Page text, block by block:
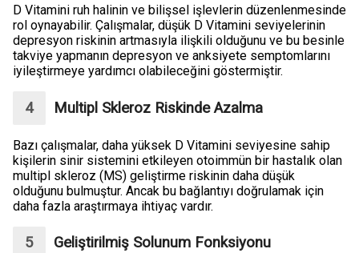
D Vitamini ruh halinin ve bilişsel işlevlerin düzenlenmesinde
rol oynayabilir. Çalışmalar, düşük D Vitamini seviyelerinin
depresyon riskinin artmasıyla ilişkili olduğunu ve bu besinle
takviye yapmanın depresyon ve anksiyete semptomlarını
iyileştirmeye yardımcı olabileceğini göstermiştir.
Multipl Skleroz Riskinde Azalma
Bazı çalışmalar, daha yüksek D Vitamini seviyesine sahip
kişilerin sinir sistemini etkileyen otoimmün bir hastalık olan
multipl skleroz (MS) geliştirme riskinin daha düşük
olduğunu bulmuştur. Ancak bu bağlantıyı doğrulamak için
daha fazla araştırmaya ihtiyaç vardır.
Geliştirilmiş Solunum Fonksiyonu